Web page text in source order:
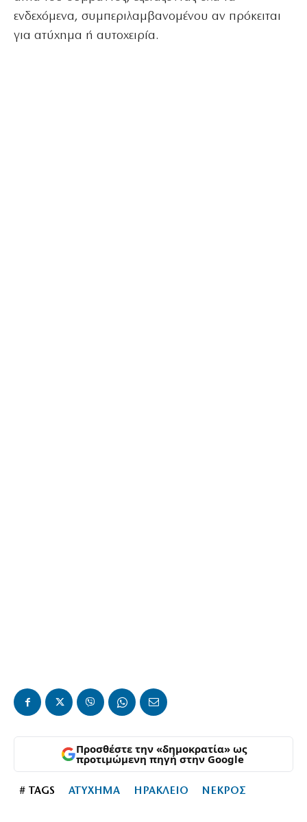
ενδεχόμενα, συμπεριλαμβανομένου αν πρόκειται
για ατύχημα ή αυτοχειρία.
Προσθέστε την «δημοκρατία» ως
προτιμώμενη πηγή στην Google
# TAGS ΑΤΥΧΗΜΑ ΗΡΑΚΛΕΙΟ ΝΕΚΡΟΣ